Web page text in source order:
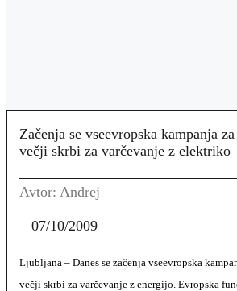
Začenja se vseevropska kampanja
večji skrbi za varčevanje z elektriko
Avtor: Andrej
07/10/2009
Ljubljana – Danes se začenja vseevropska
večji skrbi za varčevanje z energijo. Evropska